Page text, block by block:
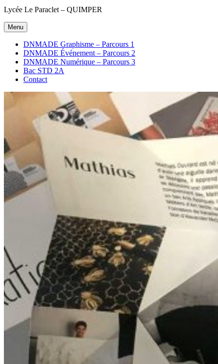
Lycée Le Paraclet – QUIMPER
Menu
DNMADE Graphisme – Parcours 1
DNMADE Événement – Parcours 2
DNMADE Numérique – Parcours 3
Bac STD 2A
Contact